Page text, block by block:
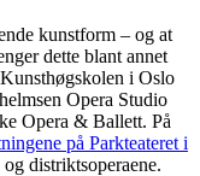
kunstform – og at
dette blant annet
i Oslo
Opera Studio
Opera & Ballett. På
på Parkteateret i
distriktsoperaene.